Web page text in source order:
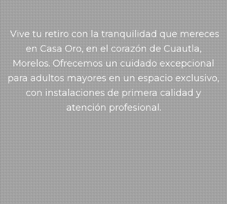
Vive tu retiro con la tranquilidad que mereces
en Casa Oro, en el corazón de Cuautla,
Morelos.Ofrecemos un cuidadoexcepcional
para adultos mayores en un espacio exclusivo,
con instalaciones de primera calidad y
atención profesional.